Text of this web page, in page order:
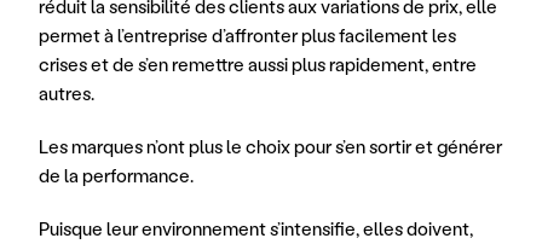
réduit la sensibilité des clients aux variations de prix, elle
permet à l’entreprise d’affronter plus facilement les
crises et de s’en remettre aussi plus rapidement, entre
autres.
Les marques n’ont plus le choix pour s’en sortir et générer
de la performance.
Puisque leur environnement s’intensifie, elles doivent,